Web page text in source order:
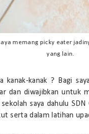
memang picky eater
yang lain.
kanak-kanak ? Bagi
dan diwajibkan untuk
saya dahulu
serta dalam latihan